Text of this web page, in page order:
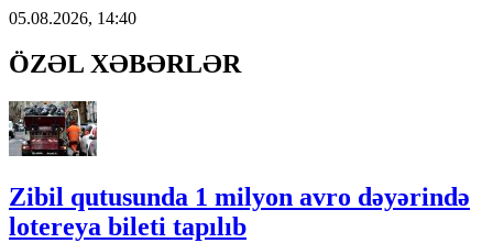
05.08.2026, 14:40
ÖZƏL XƏBƏRLƏR
Zibil qutusunda 1 milyon avro dəyərində
lotereya bileti tapılıb